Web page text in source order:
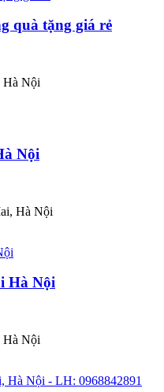
quà tặng giá rẻ
Hà Nội
Nội
Hà Nội
Hà Nội
Hà Nội